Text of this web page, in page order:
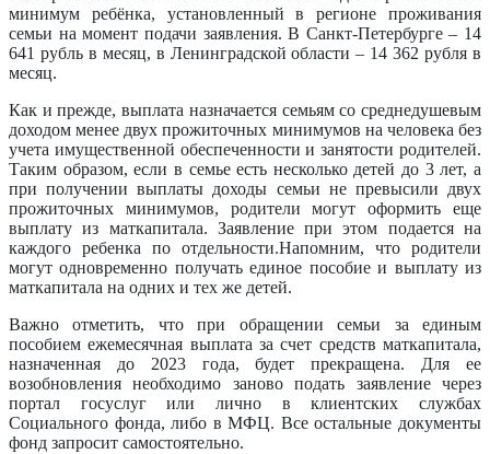
минимум ребёнка, установленный в регионе проживания
семьи на момент подачи заявления. В Санкт-Петербурге – 14
641 рубль в месяц, в Ленинградской области – 14 362 рубля в
месяц.
Как и прежде, выплата назначается семьям со среднедушевым
доходом менее двух прожиточных минимумов на человека без
учета имущественной обеспеченности и занятости родителей.
Таким образом, если в семье есть несколько детей до 3 лет, а
при получении выплаты доходы семьи не превысили двух
прожиточных минимумов, родители могут оформить еще
выплату из маткапитала. Заявление при этом подается на
каждого ребенка по отдельности.Напомним, что родители
могут одновременно получать единое пособие и выплату из
маткапитала на одних и тех же детей.
Важно отметить, что при обращении семьи за единым
пособием ежемесячная выплата за счет средств маткапитала,
назначенная до 2023 года, будет прекращена. Для ее
возобновления необходимо заново подать заявление через
портал госуслуг или лично в клиентских службах
Социального фонда, либо в МФЦ. Все остальные документы
фонд запросит самостоятельно.